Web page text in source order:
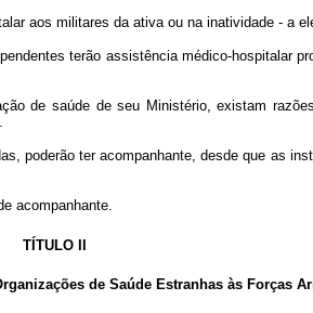
aos militares da ativa ou na inatividade - a
terão assistência médico-hospitalar
saúde de seu Ministério, existam
poderão ter acompanhante, desde que as
acompanhante.
TÍTULO II
de Saúde Estranhas às Forças